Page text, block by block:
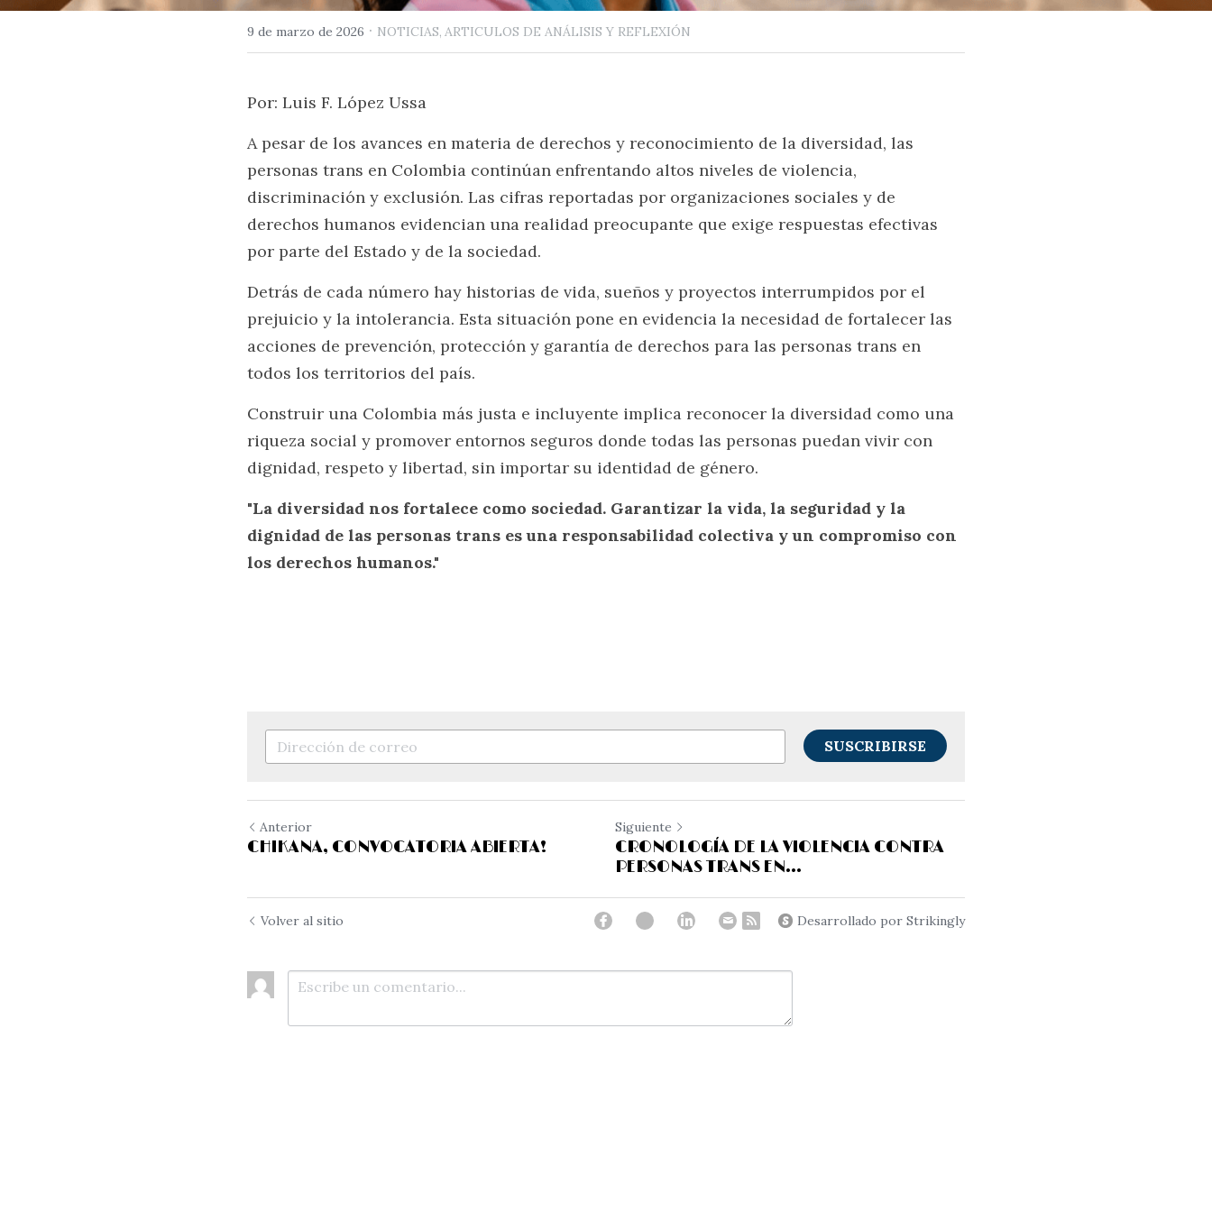
9 de marzo de 2026 · NOTICIAS, ARTICULOS DE ANÁLISIS Y REFLEXIÓN
Por: Luis F. López Ussa
A pesar de los avances en materia de derechos y reconocimiento de la diversidad, las
personas trans en Colombia continúan enfrentando altos niveles de violencia,
discriminación y exclusión. Las cifras reportadas por organizaciones sociales y de
derechos humanos evidencian una realidad preocupante que exige respuestas efectivas
por parte del Estado y de la sociedad.
Detrás de cada número hay historias de vida, sueños y proyectos interrumpidos por el
prejuicio y la intolerancia. Esta situación pone en evidencia la necesidad de fortalecer las
acciones de prevención, protección y garantía de derechos para las personas trans en
todos los territorios del país.
Construir una Colombia más justa e incluyente implica reconocer la diversidad como una
riqueza social y promover entornos seguros donde todas las personas puedan vivir con
dignidad, respeto y libertad, sin importar su identidad de género.
"La diversidad nos fortalece como sociedad. Garantizar la vida, la seguridad y la
dignidad de las personas trans es una responsabilidad colectiva y un compromiso con
los derechos humanos."
SUSCRIBIRSE
Anterior
CHIKANA, CONVOCATORIA ABIERTA!
Siguiente
CRONOLOGÍA DE LA VIOLENCIA CONTRA
PERSONAS TRANS EN...
Volver al sitio Desarrollado por Strikingly